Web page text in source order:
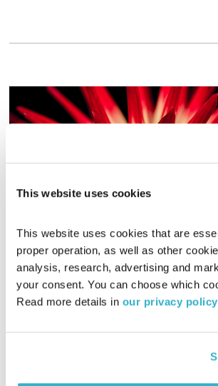
This website uses cookies
This website uses cookies that are
proper operation, as well as other
analysis, research, advertising and
your consent. You can choose which
Read more details in our privacy policy